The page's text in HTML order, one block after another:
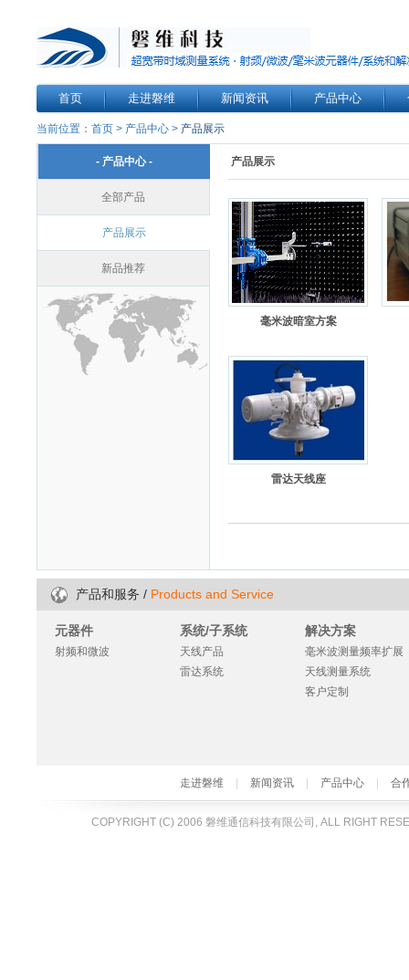
首页 走进磐维 新闻资讯 产品中心
当前位置： 首页 > 产品中心 > 产品展示
- 产品中心 -
全部产品
产品展示
新品推荐
产品展示
毫米波暗室方案
雷达天线座
产品和服务 / Products and Service
元器件
射频和微波
系统/子系统
天线产品
雷达系统
解决方案
毫米波测量频率扩展
天线测量系统
客户定制
走进磐维 新闻资讯 产品中心 合
COPYRIGHT (C) 2006 磐维通信科技有限公司, ALL RIGHT